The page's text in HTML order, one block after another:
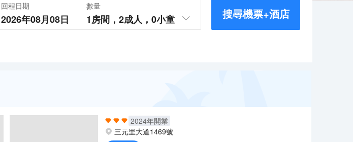
回程日期
2026年08月08日
數量
1房間， 2成人， 0小童 搜尋機票+酒店
2024年開業
三元里大道1469號